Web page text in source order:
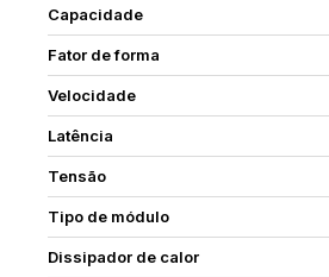
Capacidade
Fator de forma
Velocidade
Latência
Tensão
Tipo de módulo
Dissipador de calor